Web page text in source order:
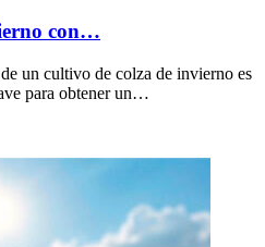
con…
un cultivo de colza de invierno es
para obtener un…